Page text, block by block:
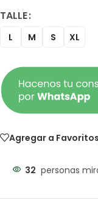
TALLE
L M S XL
Agregar a Favoritos
32 personas